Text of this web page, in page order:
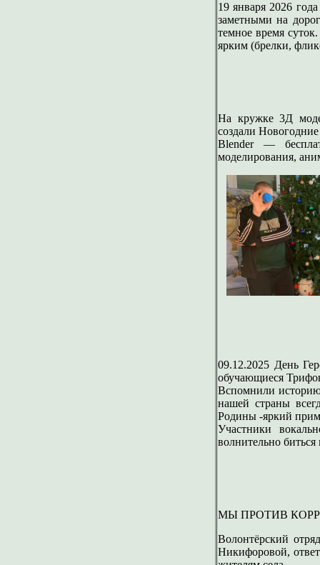
19 января 2026
заметными на
темное время
ярким (брелки,
На кружке 3Д
создали
Blender —
моделирования,
09.12.2025 День
обучающиеся
Вспомнили историю
нашей страны
Родины -яркий
Участники
волнительно
МЫ ПРОТИВ
Волонтёрский
Никифоровой,